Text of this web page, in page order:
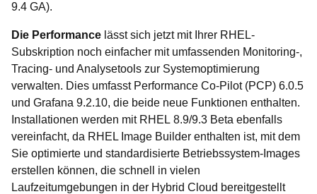
9.4 GA).
Die Performance lässt sich jetzt mit Ihrer RHEL-
Subskription noch einfacher mit umfassenden Monitoring-,
Tracing- und Analysetools zur Systemoptimierung
verwalten. Dies umfasst Performance Co-Pilot (PCP) 6.0.5
und Grafana 9.2.10, die beide neue Funktionen enthalten.
Installationen werden mit RHEL 8.9/9.3 Beta ebenfalls
vereinfacht, da RHEL Image Builder enthalten ist, mit dem
Sie optimierte und standardisierte Betriebssystem-Images
erstellen können, die schnell in vielen
Laufzeitumgebungen in der Hybrid Cloud bereitgestellt